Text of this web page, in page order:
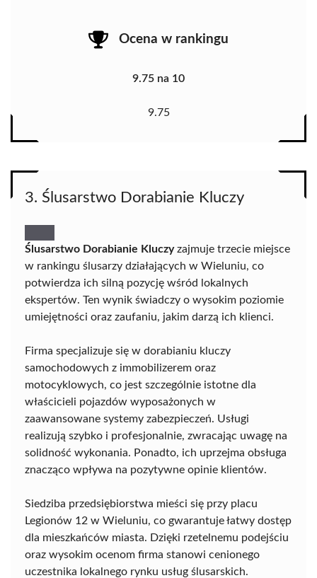
Ocena w rankingu
9.75 na 10
9.75
3. Ślusarstwo Dorabianie Kluczy
Ślusarstwo Dorabianie Kluczyzajmuje trzecie miejsce
w rankingu ślusarzy działających w Wieluniu, co
potwierdza ich silną pozycję wśród lokalnych
ekspertów. Ten wynik świadczy o wysokim poziomie
umiejętności oraz zaufaniu, jakim darzą ich klienci.
Firma specjalizuje się w dorabianiu kluczy
samochodowych z immobilizerem oraz
motocyklowych, co jest szczególnie istotne dla
właścicieli pojazdów wyposażonych w
zaawansowane systemy zabezpieczeń. Usługi
realizują szybko i profesjonalnie, zwracając uwagę na
solidność wykonania. Ponadto, ich uprzejma obsługa
znacząco wpływa na pozytywne opinie klientów.
Siedziba przedsiębiorstwa mieści się przy placu
Legionów 12 w Wieluniu, co gwarantuje łatwy dostęp
dla mieszkańców miasta. Dzięki rzetelnemu podejściu
oraz wysokim ocenom firma stanowi cenionego
uczestnika lokalnego rynku usług ślusarskich.